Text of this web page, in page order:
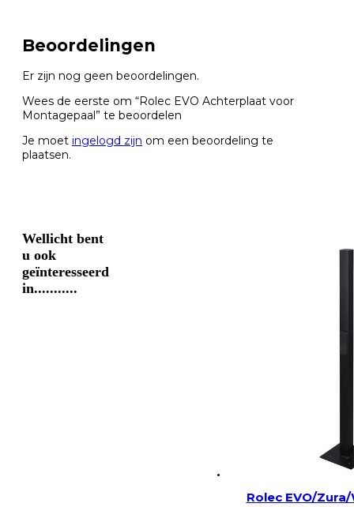
Beoordelingen
Er zijn nog geen beoordelingen.
Wees de eerste om “Rolec EVO Achterplaat voor
Montagepaal” te beoordelen
Je moet ingelogd zijn om een beoordeling te
plaatsen.
Wellicht bent
u ook
geïnteresseerd
in...........
Rolec EVO/